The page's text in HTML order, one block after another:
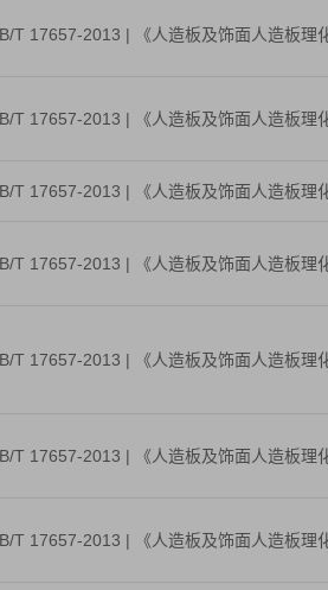
T 17657-2013 | 《人造板及饰面人造板理
T 17657-2013 | 《人造板及饰面人造板理
T 17657-2013 | 《人造板及饰面人造板理
T 17657-2013 | 《人造板及饰面人造板理
T 17657-2013 | 《人造板及饰面人造板理
T 17657-2013 | 《人造板及饰面人造板理
T 17657-2013 | 《人造板及饰面人造板理